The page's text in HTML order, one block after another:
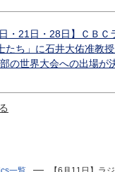
・21日・28日】ＣＢＣ
たち」に石井大佑准教
の世界大会への出場が